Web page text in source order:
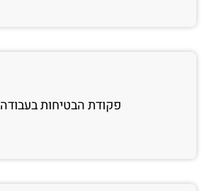
פקודת הבטיחות בעבודה